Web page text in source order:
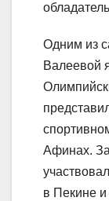
Одним из
Валеевой
Афинах.
в Пекине